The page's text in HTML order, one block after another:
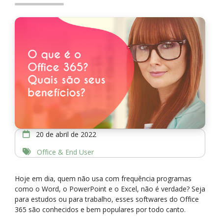
20 de abril de 2022
Office & End User
Hoje em dia, quem não usa com frequência programas
como o Word, o PowerPoint e o Excel, não é verdade? Seja
para estudos ou para trabalho, esses softwares do Office
365 são conhecidos e bem populares por todo canto.